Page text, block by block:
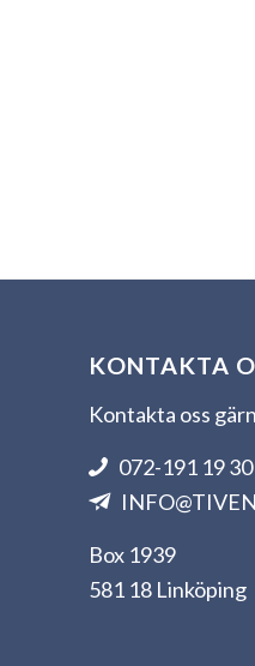
KONTAKTA
Kontakta oss
072-191 19 30
Box 1939
581 18 Linköping